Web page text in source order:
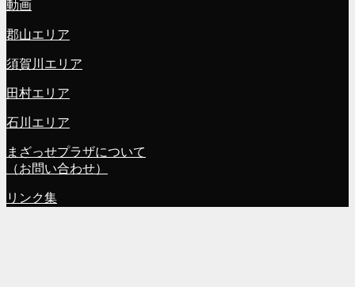
動画
郡山エリア
須賀川エリア
田村エリア
石川エリア
まざっせプラザについて
（お問い合わせ）
リンク集